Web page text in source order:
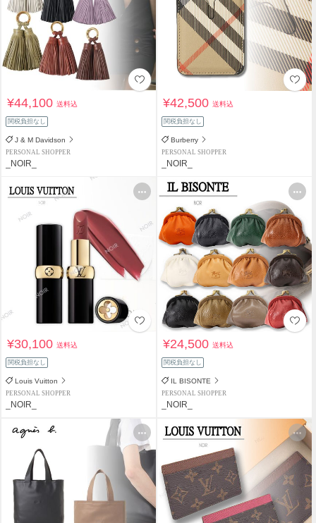
¥44,100送料込
関税負担なし
J & M Davidson
PERSONAL SHOPPER
_NOIR_
¥42,500送料込
関税負担なし
Burberry
PERSONAL SHOPPER
_NOIR_
¥30,100送料込
関税負担なし
Louis Vuitton
PERSONAL SHOPPER
_NOIR_
¥24,500送料込
関税負担なし
IL BISONTE
PERSONAL SHOPPER
_NOIR_